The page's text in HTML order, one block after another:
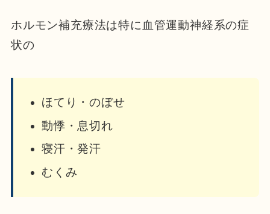
ホルモン補充療法は特に血管運動神経系の症
状の
ほてり・のぼせ
動悸・息切れ
寝汗・発汗
むくみ